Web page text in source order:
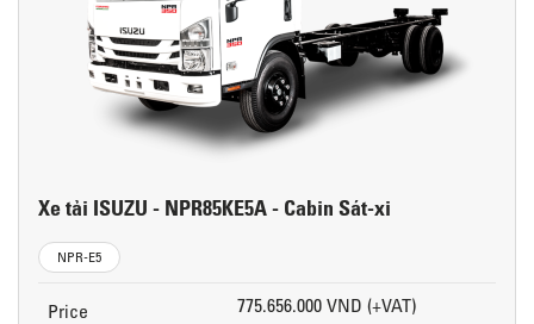
Xe tải ISUZU - NPR85KE5A - Cabin Sát-xi
NPR-E5
Price 775.656.000 VND (+VAT)